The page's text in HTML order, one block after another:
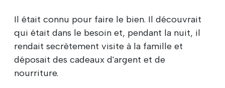
Il était connu pour faire le bien. Il découvrait
qui était dans le besoin et, pendant la nuit, il
rendait secrètement visite à la famille et
déposait des cadeaux d'argent et de
nourriture.